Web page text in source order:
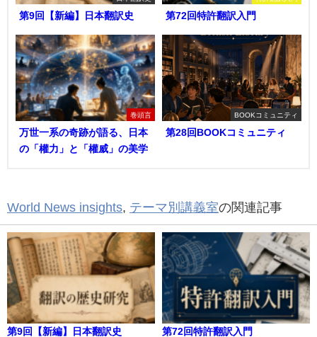
第9回【新編】日本翻訳史 第72回特許翻訳入門
巻頭言
万世一系の奇跡が語る、日本
の「權力」と「權威」の美学
BOOKコミュニティ
第28回BOOKコミュニティ
World News insights テーマ別講義室の関連記事
第9回【新編】日本翻訳史 第72回特許翻訳入門